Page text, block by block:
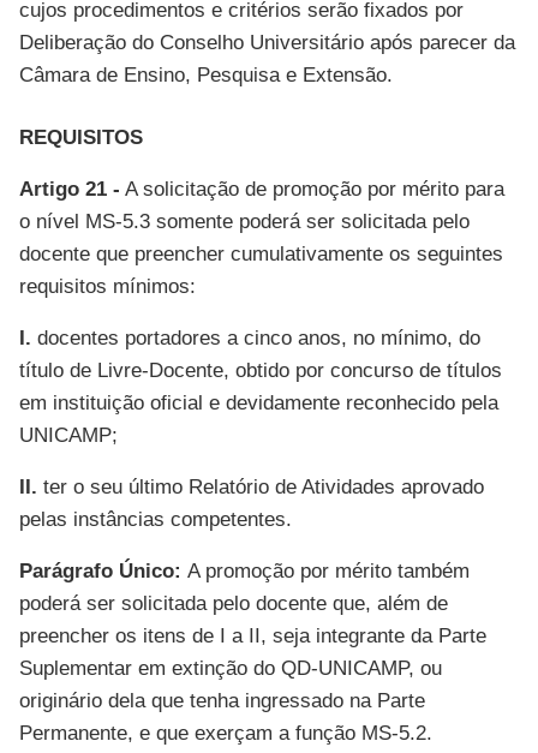
cujos procedimentos e critérios serão fixados por
Deliberação do Conselho Universitário após parecer da
Câmara de Ensino, Pesquisa e Extensão.
REQUISITOS
Artigo 21 - A solicitação de promoção por mérito para
o nível MS-5.3 somente poderá ser solicitada pelo
docente que preencher cumulativamente os seguintes
requisitos mínimos:
I. docentes portadores a cinco anos, no mínimo, do
título de Livre-Docente, obtido por concurso de títulos
em instituição oficial e devidamente reconhecido pela
UNICAMP;
II. ter o seu último Relatório de Atividades aprovado
pelas instâncias competentes.
Parágrafo Único: A promoção por mérito também
poderá ser solicitada pelo docente que, além de
preencher os itens de I a II, seja integrante da Parte
Suplementar em extinção do QD-UNICAMP, ou
originário dela que tenha ingressado na Parte
Permanente, e que exerçam a função MS-5.2.